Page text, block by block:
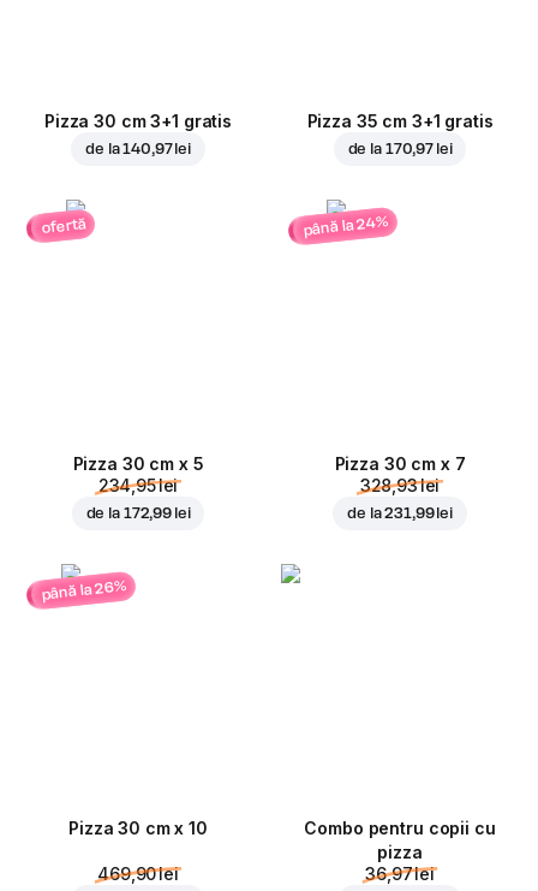
Pizza 30 cm 3+1 gratis
de la140,97 lei
Pizza 35 cm 3+1 gratis
de la 170,97 lei
ofertă
Pizza 30 cm x 5
234,95 lei
de la 172,99 lei
până la 24%
Pizza 30 cm x 7
328,93 lei
de la231,99 lei
până la 26%
Pizza 30 cm x 10
469,90 lei
Combo pentru copii cu
pizza
36,97 lei